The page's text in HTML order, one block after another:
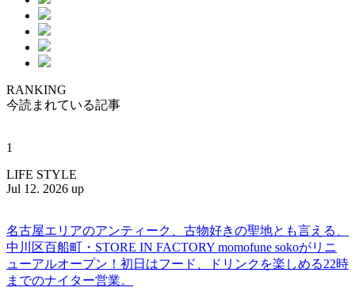
RANKING
今読まれている記事
1
LIFE STYLE
Jul 12. 2026 up
名古屋エリアのアンティーク、古物好きの聖地とも言える、
中川区百船町・STORE IN FACTORY momofune sokoがリニ
ューアルオープン！初日はフード、ドリンクを楽しめる22時
までのナイター営業。